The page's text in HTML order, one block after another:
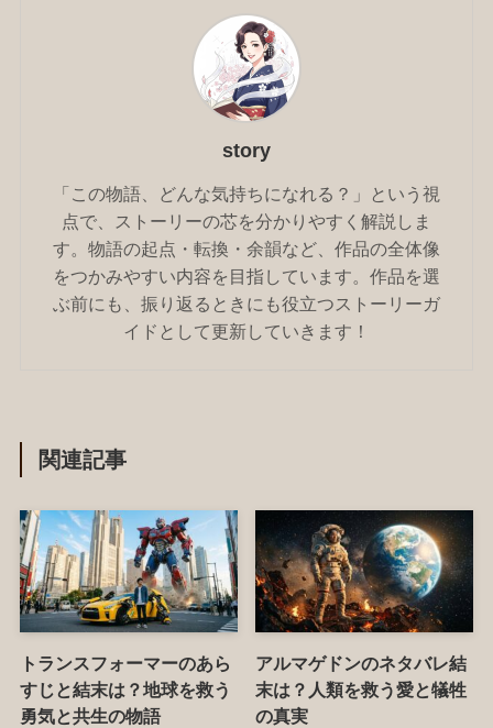
story
「この物語、どんな気持ちになれる？」という視
点で、ストーリーの芯を分かりやすく解説しま
す。物語の起点・転換・余韻など、作品の全体像
をつかみやすい内容を目指しています。作品を選
ぶ前にも、振り返るときにも役立つストーリーガ
イドとして更新していきます！
関連記事
トランスフォーマーのあら
すじと結末は？地球を救う
勇気と共生の物語
アルマゲドンのネタバレ結
末は？人類を救う愛と犠牲
の真実